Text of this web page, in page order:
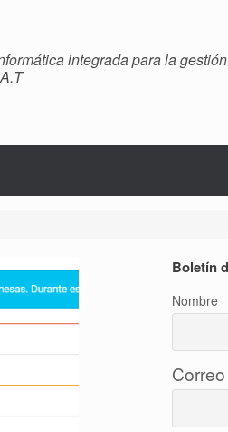
integrada para la
Boletín
Nombre